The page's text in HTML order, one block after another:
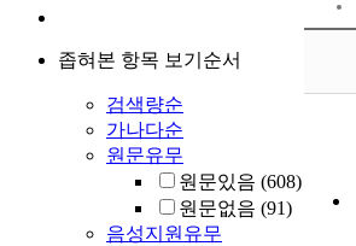
좁혀본 항목 보기순서
검색량순
가나다순
원문유무
원문있음 (608)
원문없음 (91)
음성지원유무